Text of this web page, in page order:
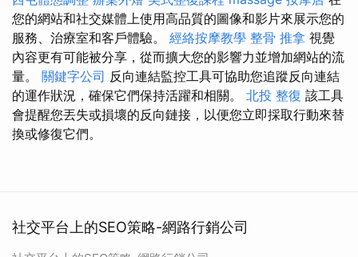
您的網站和社交媒體上使用高品質的圖像和影片來展示您的
服務、治療室和客戶體驗。 經絡按摩教學 整骨 推拿 視覺
內容更有可能被分享，從而擴大您的影響力並增加網站的流
量。 關鍵字公司 反向連結監控工具可協助您追蹤反向連結
的運作狀況，確保它們保持活躍和相關。 北投 整復 該工具
會提醒您丟失或損壞的反向鏈接，以便您立即採取行動來替
換或修復它們。
社交平台上的SEO策略-網路行銷公司